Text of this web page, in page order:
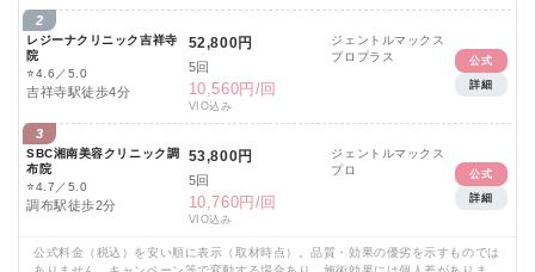
2
レジーナクリニック吉祥寺
院
⭐4.6／5.0
吉祥寺駅徒歩4分
52,800円
5回
10,560円/回
VIO込み
ジェントルマックス
プロプラス
公式
詳細
3
SBC湘南美容クリニック調
布院
⭐4.7／5.0
調布駅徒歩2分
53,800円
5回
10,760円/回
VIO込み
ジェントルマックス
プロ
公式
詳細
公式料金（税込）を安い順に表示（取材時点）。品質・効果の優劣を示すものでは